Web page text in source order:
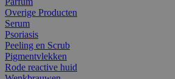
Overige Producten
Serum
Psoriasis
Peeling en Scrub
Pigmentvlekken
Rode reactive huid